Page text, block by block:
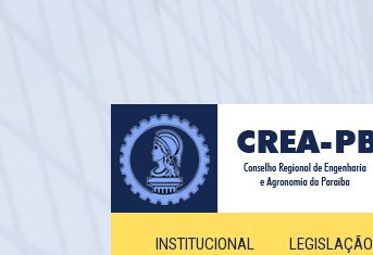
INSTITUCIONAL LEGISLAÇÃO